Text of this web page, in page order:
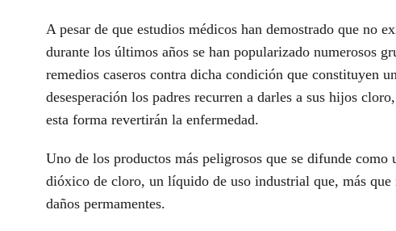
A pesar de que estudios médicos han demostrado que no
durante los últimos años se han popularizado numerosos
remedios caseros contra dicha condición que constituyen
desesperación los padres recurren a darles a sus hijos
esta forma revertirán la enfermedad.
Uno de los productos más peligrosos que se difunde
dióxico de cloro, un líquido de uso industrial que, más
daños permamentes.